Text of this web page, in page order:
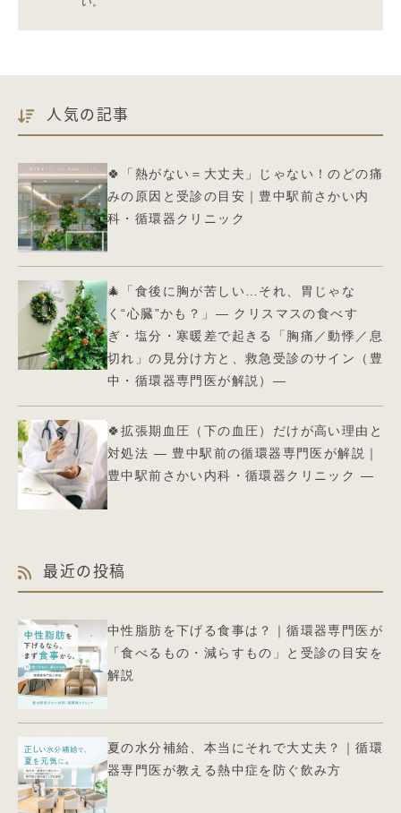
人気の記事
🍀「熱がない＝大丈夫」じゃない！のどの痛
みの原因と受診の目安｜豊中駅前さかい内
科・循環器クリニック
🎄「食後に胸が苦しい…それ、胃じゃな
く“心臓”かも？」― クリスマスの食べす
ぎ・塩分・寒暖差で起きる「胸痛／動悸／息
切れ」の見分け方と、救急受診のサイン（豊
中・循環器専門医が解説）—
🍀拡張期血圧（下の血圧）だけが高い理由と
対処法 ― 豊中駅前の循環器専門医が解説｜
豊中駅前さかい内科・循環器クリニック ―
最近の投稿
中性脂肪を下げる食事は？｜循環器専門医が
「食べるもの・減らすもの」と受診の目安を
解説
夏の水分補給、本当にそれで大丈夫？｜循環
器専門医が教える熱中症を防ぐ飲み方